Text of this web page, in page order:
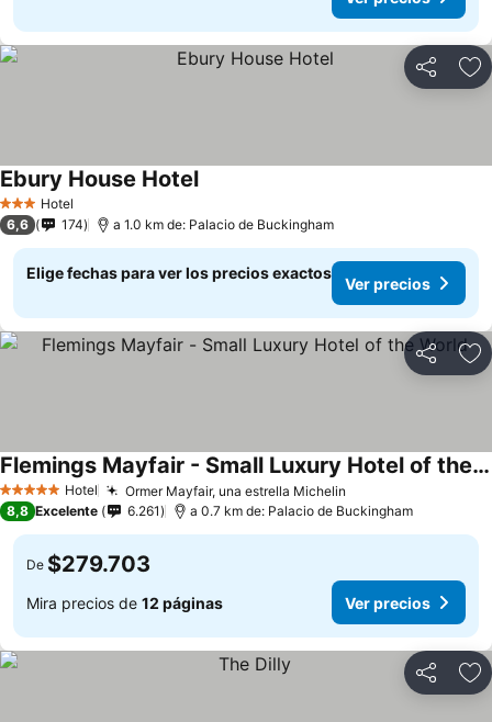
Compartir
3 Estrellas
Hotel
Ebury House HotelVer precios
6,6 174 a 1.0 km de: Palacio de Buckingham
Elige fechas para ver los precios exactos
Ver precios
Compartir
5 Estrellas Hotel Ormer Mayfair, una estrella Michelin
Flemings Mayfair - Small Luxury Hotel of the World
Ver precios
8,8 Excelente 6.261 a 0.7 km de: Palacio de Buckingham
De $279.703
Mira precios de 12 páginas Ver precios
Compartir